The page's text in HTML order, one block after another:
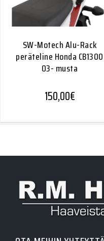
SW-Motech Alu-Rack
peräteline Honda CB1300
03- musta
150,00€